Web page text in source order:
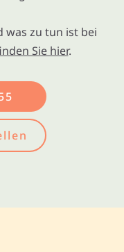
zu tun ist bei
Sie hier.